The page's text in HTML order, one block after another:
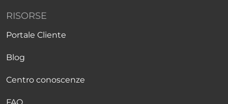
RISORSE
Portale Cliente
Blog
Centro conoscenze